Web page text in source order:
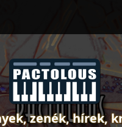
zenék, hírek,